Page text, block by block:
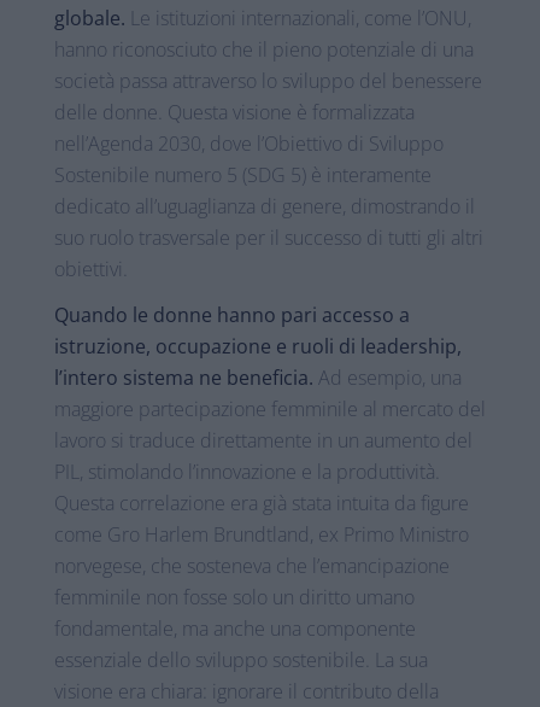
globale. Le istituzioni internazionali, come l’ONU,
hanno riconosciuto che il pieno potenziale di una
società passa attraverso lo sviluppo del benessere
delle donne. Questa visione è formalizzata
nell’Agenda 2030, dove l’Obiettivo di Sviluppo
Sostenibile numero 5 (SDG 5) è interamente
dedicato all’uguaglianza di genere, dimostrando il
suo ruolo trasversale per il successo di tutti gli altri
obiettivi.
Quando le donne hanno pari accesso a
istruzione, occupazione e ruoli di leadership,
l’intero sistema ne beneficia. Ad esempio, una
maggiore partecipazione femminile al mercato del
lavoro si traduce direttamente in un aumento del
PIL, stimolando l’innovazione e la produttività.
Questa correlazione era già stata intuita da figure
come Gro Harlem Brundtland, ex Primo Ministro
norvegese, che sosteneva che l’emancipazione
femminile non fosse solo un diritto umano
fondamentale, ma anche una componente
essenziale dello sviluppo sostenibile. La sua
visione era chiara: ignorare il contributo della